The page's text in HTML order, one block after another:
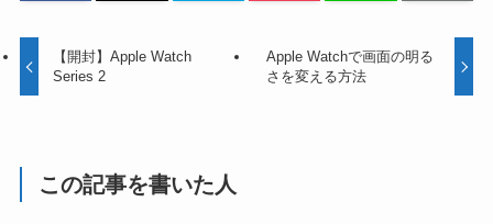
【開封】Apple Watch
Series 2
Apple Watchで画面の明る
さを変える方法
この記事を書いた人